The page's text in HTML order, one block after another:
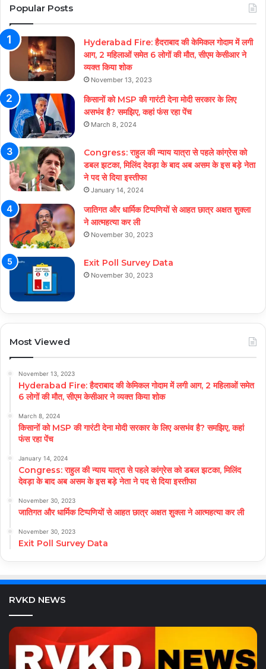
Popular Posts
Hyderabad Fire: हैदराबाद की केमिकल गोदाम में लगी
आग, 2 महिलाओं समेत 6 लोगों की मौत, सीएम केसीआर ने
व्यक्त किया शोक
November 13, 2023
किसानों को MSP की गारंटी देना मोदी सरकार के लिए
असभंव है? समझिए, कहां फंस रहा पेंच
March 8, 2024
Congress: राहुल की न्याय यात्रा से पहले कांग्रेस को
डबल झटका, मिलिंद देवड़ा के बाद अब असम के इस बड़े नेता
ने पद से दिया इस्तीफा
January 14, 2024
जातिगत और धार्मिक टिप्पणियों से आहत छात्र अक्षत शुक्ला
ने आत्महत्या कर ली
November 30, 2023
Exit Poll Survey Data
November 30, 2023
Most Viewed
November 13, 2023
Hyderabad Fire: हैदराबाद की केमिकल गोदाम में लगी आग, 2 महिलाओं समेत
6 लोगों की मौत, सीएम केसीआर ने व्यक्त किया शोक
March 8, 2024
किसानों को MSP की गारंटी देना मोदी सरकार के लिए असभंव है? समझिए, कहां
फंस रहा पेंच
January 14, 2024
Congress: राहुल की न्याय यात्रा से पहले कांग्रेस को डबल झटका, मिलिंद
देवड़ा के बाद अब असम के इस बड़े नेता ने पद से दिया इस्तीफा
November 30, 2023
जातिगत और धार्मिक टिप्पणियों से आहत छात्र अक्षत शुक्ला ने आत्महत्या कर ली
November 30, 2023
Exit Poll Survey Data
RVKD NEWS